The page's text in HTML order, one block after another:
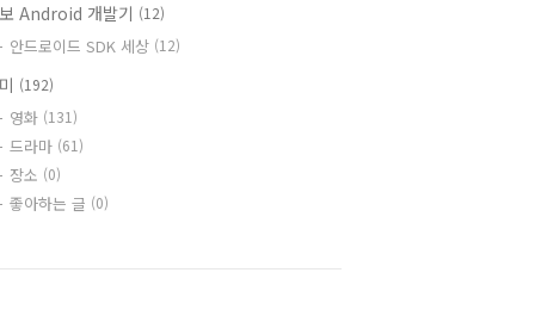
Android 개발기 (12)
안드로이드 SDK 세상 (12)
(192)
영화 (131)
드라마 (61)
장소 (0)
좋아하는 글 (0)